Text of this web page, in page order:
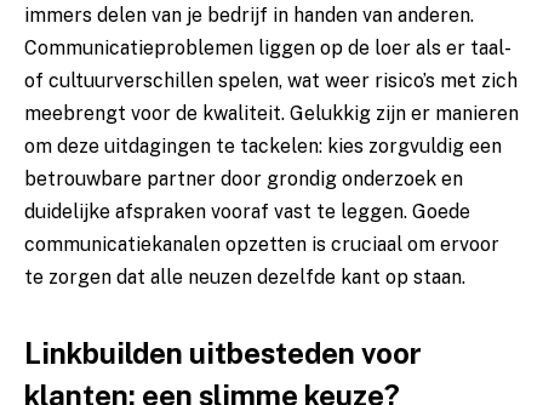
immers delen van je bedrijf in handen van anderen.
Communicatieproblemen liggen op de loer als er taal-
of cultuurverschillen spelen, wat weer risico’s met zich
meebrengt voor de kwaliteit. Gelukkig zijn er manieren
om deze uitdagingen te tackelen: kies zorgvuldig een
betrouwbare partner door grondig onderzoek en
duidelijke afspraken vooraf vast te leggen. Goede
communicatiekanalen opzetten is cruciaal om ervoor
te zorgen dat alle neuzen dezelfde kant op staan.
Linkbuilden uitbesteden voor
klanten: een slimme keuze?